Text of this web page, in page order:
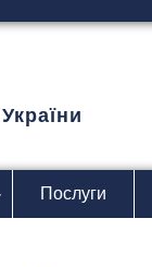
Послуги